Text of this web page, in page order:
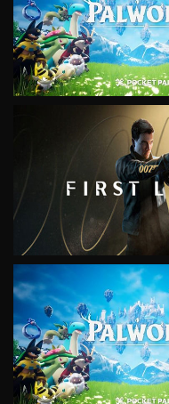
VIEW
VIEW
VIEW